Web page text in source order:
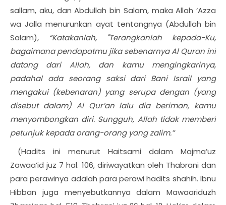
sallam, aku, dan Abdullah bin Salam, maka Allah ‘Azza
wa Jalla menurunkan ayat tentangnya (Abdullah bin
Salam), “Katakanlah, "Terangkanlah kepada-Ku,
bagaimana pendapatmu jika sebenarnya Al Quran ini
datang dari Allah, dan kamu mengingkarinya,
padahal ada seorang saksi dari Bani Israil yang
mengakui (kebenaran) yang serupa dengan (yang
disebut dalam) Al Qur’an lalu dia beriman, kamu
menyombongkan diri. Sungguh, Allah tidak memberi
petunjuk kepada orang-orang yang zalim.”
(Hadits ini menurut Haitsami dalam Majma’uz
Zawaa’id juz 7 hal. 106, diriwayatkan oleh Thabrani dan
para perawinya adalah para perawi hadits shahih. Ibnu
Hibban juga menyebutkannya dalam Mawaariduzh